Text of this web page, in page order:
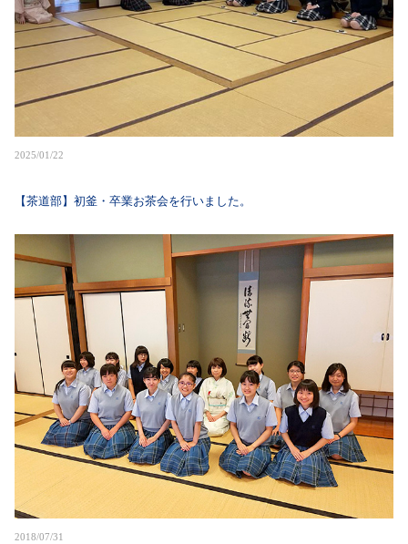
2025/01/22
【茶道部】初釜・卒業お茶会を行いました。
2018/07/31